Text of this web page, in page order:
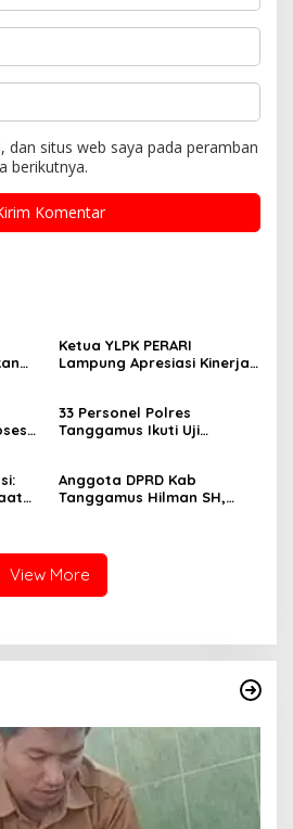
dan situs web saya pada peramban
berikutnya.
Ketua YLPK PERARI
Lampung Apresiasi Kinerja
Putra Masuk Tahap
Perkembangan
Kita
33 Personel Polres
Tanggamus Ikuti Uji
Senpi
Anggota DPRD Kab
Tanggamus Hilman SH,
View More